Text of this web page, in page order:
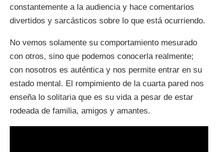
constantemente a la audiencia y hace comentarios
divertidos y sarcásticos sobre lo que está ocurriendo.
No vemos solamente su comportamiento mesurado
con otros, sino que podemos conocerla realmente;
con nosotros es auténtica y nos permite entrar en su
estado mental. El rompimiento de la cuarta pared nos
enseña lo solitaria que es su vida a pesar de estar
rodeada de familia, amigos y amantes.